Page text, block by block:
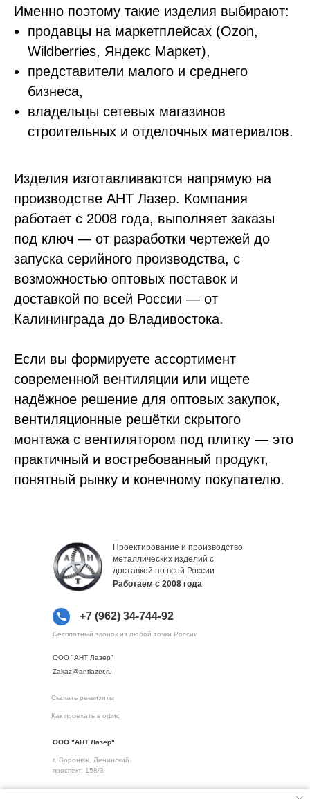
Именно поэтому такие изделия выбирают:
продавцы на маркетплейсах (Ozon,
Wildberries, Яндекс Маркет),
представители малого и среднего
бизнеса,
владельцы сетевых магазинов
строительных и отделочных материалов.
Изделия изготавливаются напрямую на
производстве АНТ Лазер. Компания
работает с 2008 года, выполняет заказы
под ключ — от разработки чертежей до
запуска серийного производства, с
возможностью оптовых поставок и
доставкой по всей России — от
Калининграда до Владивостока.
Если вы формируете ассортимент
современной вентиляции или ищете
надёжное решение для оптовых закупок,
вентиляционные решётки скрытого
монтажа с вентилятором под плитку — это
практичный и востребованный продукт,
понятный рынку и конечному покупателю.
Проектирование и производство
металлических изделий с
доставкой по всей России
Бесплатный звонок из любой точки России
Работаем с 2008 года
+7 (962) 34-744-92
ООО "АНТ Лазер"
ООО "АНТ Лазер"
г. Воронеж, Ленинский
проспект, 158/3
Zakaz@antlazer.ru
Как проехать в офис
Скачать реквизиты